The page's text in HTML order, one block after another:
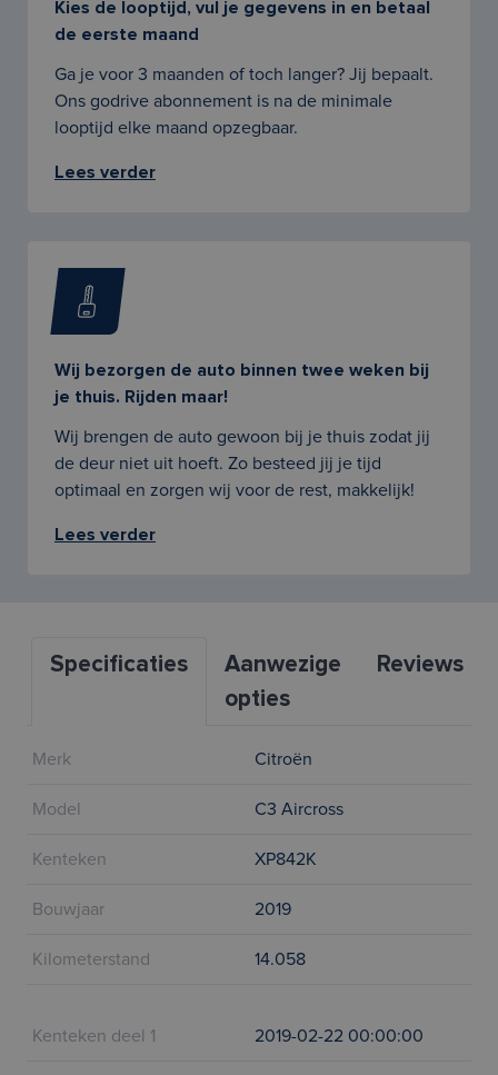
Kies de looptijd, vul je gegevens in en betaal
de eerste maand
Ga je voor 3 maanden of toch langer? Jij bepaalt.
Ons godrive abonnement is na de minimale
looptijd elke maand opzegbaar.
Lees verder
Wij bezorgen de auto binnen twee weken bij
je thuis. Rijden maar!
Wij brengen de auto gewoon bij je thuis zodat jij
de deur niet uit hoeft. Zo besteed jij je tijd
optimaal en zorgen wij voor de rest, makkelijk!
Lees verder
Specificaties
Aanwezige
opties
Reviews
Merk Citroën
Model C3 Aircross
Kenteken XP842K
Bouwjaar 2019
Kilometerstand 14.058
Kenteken deel 1 2019-02-22 00:00:00